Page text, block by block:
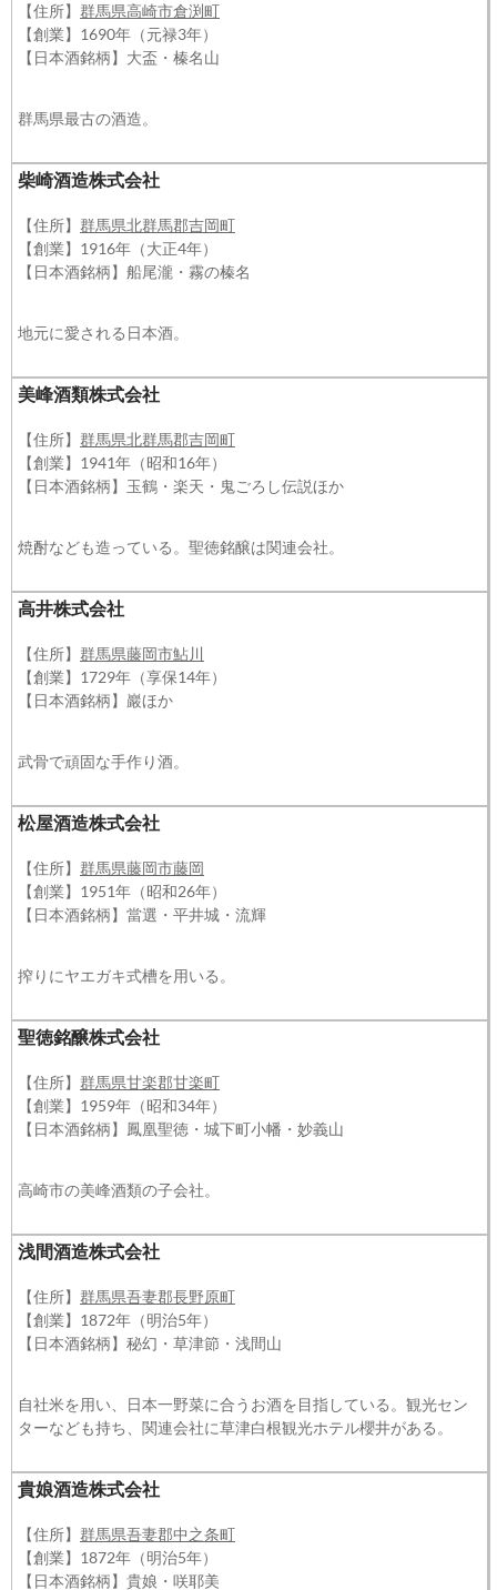
【住所】 群馬県高崎市倉渕町
【創業】1690年（元禄3年）
【日本酒銘柄】大盃・榛名山
群馬県最古の酒造。
柴崎酒造株式会社
【住所】 群馬県北群馬郡吉岡町
【創業】1916年（大正4年）
【日本酒銘柄】船尾瀧・霧の榛名
地元に愛される日本酒。
美峰酒類株式会社
【住所】 群馬県北群馬郡吉岡町
【創業】1941年（昭和16年）
【日本酒銘柄】玉鶴・楽天・鬼ごろし伝説ほか
焼酎なども造っている。聖徳銘醸は関連会社。
高井株式会社
【住所】 群馬県藤岡市鮎川
【創業】1729年（享保14年）
【日本酒銘柄】巖ほか
武骨で頑固な手作り酒。
松屋酒造株式会社
【住所】 群馬県藤岡市藤岡
【創業】1951年（昭和26年）
【日本酒銘柄】當選・平井城・流輝
搾りにヤエガキ式槽を用いる。
聖徳銘醸株式会社
【住所】 群馬県甘楽郡甘楽町
【創業】1959年（昭和34年）
【日本酒銘柄】鳳凰聖徳・城下町小幡・妙義山
高崎市の美峰酒類の子会社。
浅間酒造株式会社
【住所】 群馬県吾妻郡長野原町
【創業】1872年（明治5年）
【日本酒銘柄】秘幻・草津節・浅間山
自社米を用い、日本一野菜に合うお酒を目指している。観光セン
ターなども持ち、関連会社に草津白根観光ホテル櫻井がある。
貴娘酒造株式会社
【住所】 群馬県吾妻郡中之条町
【創業】1872年（明治5年）
【日本酒銘柄】貴娘・咲耶美